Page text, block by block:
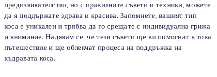
предизвикателство, но с правилните съвети и техники, можете
да я поддържате здрава и красива. Запомнете, вашият тип
коса е уникален и трябва да го срещате с индивидуална грижа
и внимание. Надявам се, че тези съвети ще ви помогнат в това
пътешествие и ще облекчат процеса на поддръжка на
къдравата коса.